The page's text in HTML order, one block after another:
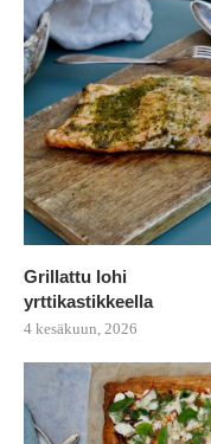
Grillattu lohi
yrttikastikkeella
4 kesäkuun, 2026